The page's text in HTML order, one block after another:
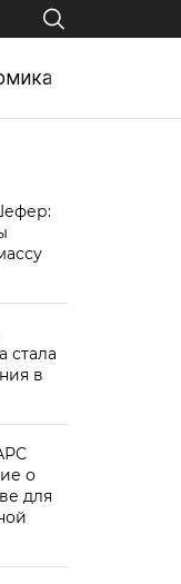
стала
в
о
для